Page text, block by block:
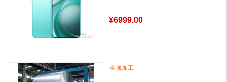
¥6999.00
金属加工